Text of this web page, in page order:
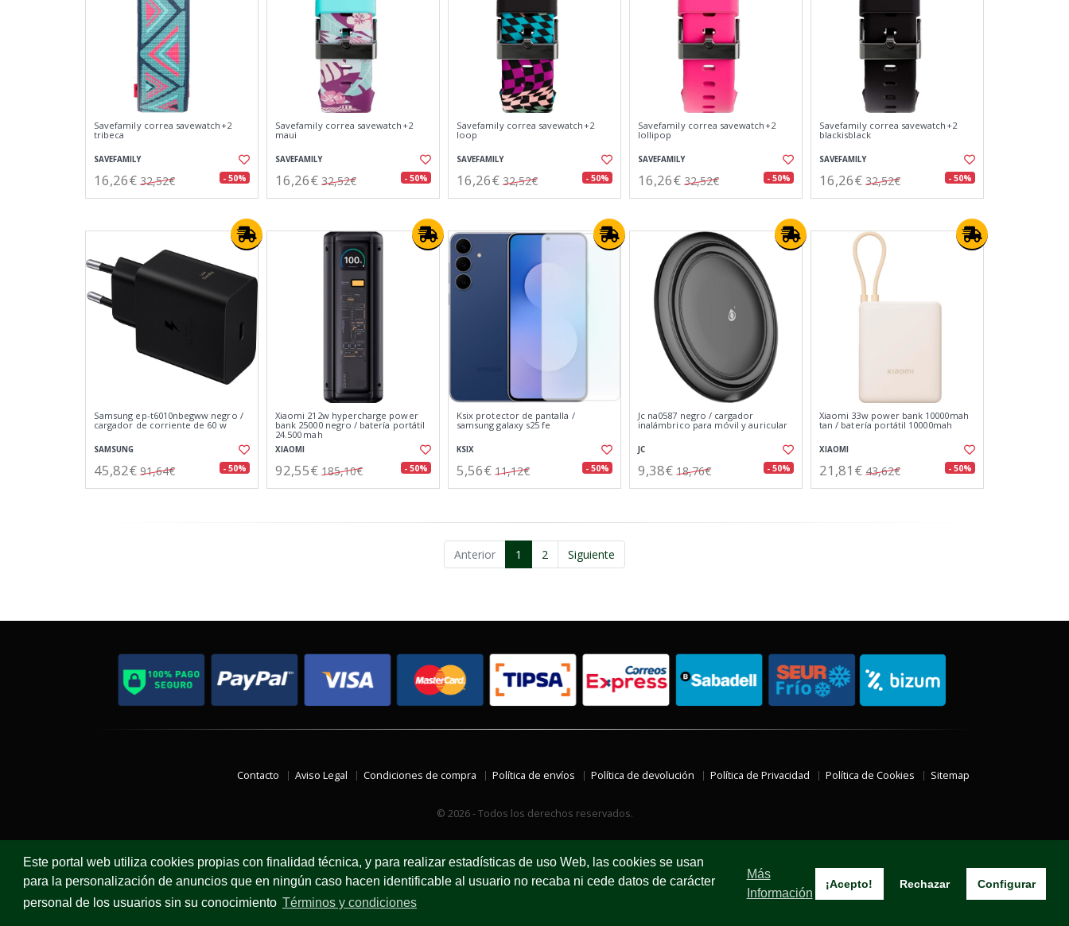
Este portal web utiliza cookies propias con finalidad técnica, y para realizar estadísticas de uso Web, las cookies se usan
para la personalización de anuncios que en ningún caso hacen identificable al usuario no recaba ni cede datos de carácter
personal de los usuarios sin su conocimiento Términos y condiciones
Más
Información
¡Acepto! Rechazar Configurar
Savefamily correa savewatch+2
tribeca
SAVEFAMILY
16,26€ 32,52€ - 50%
Savefamily correa savewatch+2
maui
SAVEFAMILY
16,26€ 32,52€ - 50%
Savefamily correa savewatch+2
loop
SAVEFAMILY
16,26€ 32,52€ - 50%
Savefamily correa savewatch+2
lollipop
SAVEFAMILY
16,26€ 32,52€ - 50%
Savefamily correa savewatch+2
blackisblack
SAVEFAMILY
16,26€ 32,52€ - 50%
Samsung ep-t6010nbegww negro /
cargador de corriente de 60 w
SAMSUNG
45,82€ 91,64€ - 50%
Xiaomi 212w hypercharge power
bank 25000 negro / batería portátil
24.500 mah
XIAOMI
92,55€ 185,10€ - 50%
Ksix protector de pantalla /
samsung galaxy s25 fe
KSIX
5,56€ 11,12€ - 50%
Jc na0587 negro / cargador
inalámbrico para móvil y auricular
JC
9,38€ 18,76€ - 50%
Xiaomi 33w power bank 10000mah
tan / batería portátil 10000mah
XIAOMI
21,81€ 43,62€ - 50%
Anterior 1 2 Siguiente
Contacto Aviso Legal Condiciones de compra Política de envíos Política de devolución Política de Privacidad Política de Cookies Sitemap
© 2026 - Todos los derechos reservados.